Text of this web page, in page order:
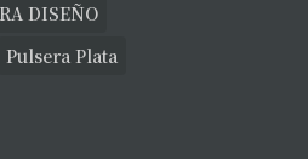
DISEÑO
Pulsera Plata